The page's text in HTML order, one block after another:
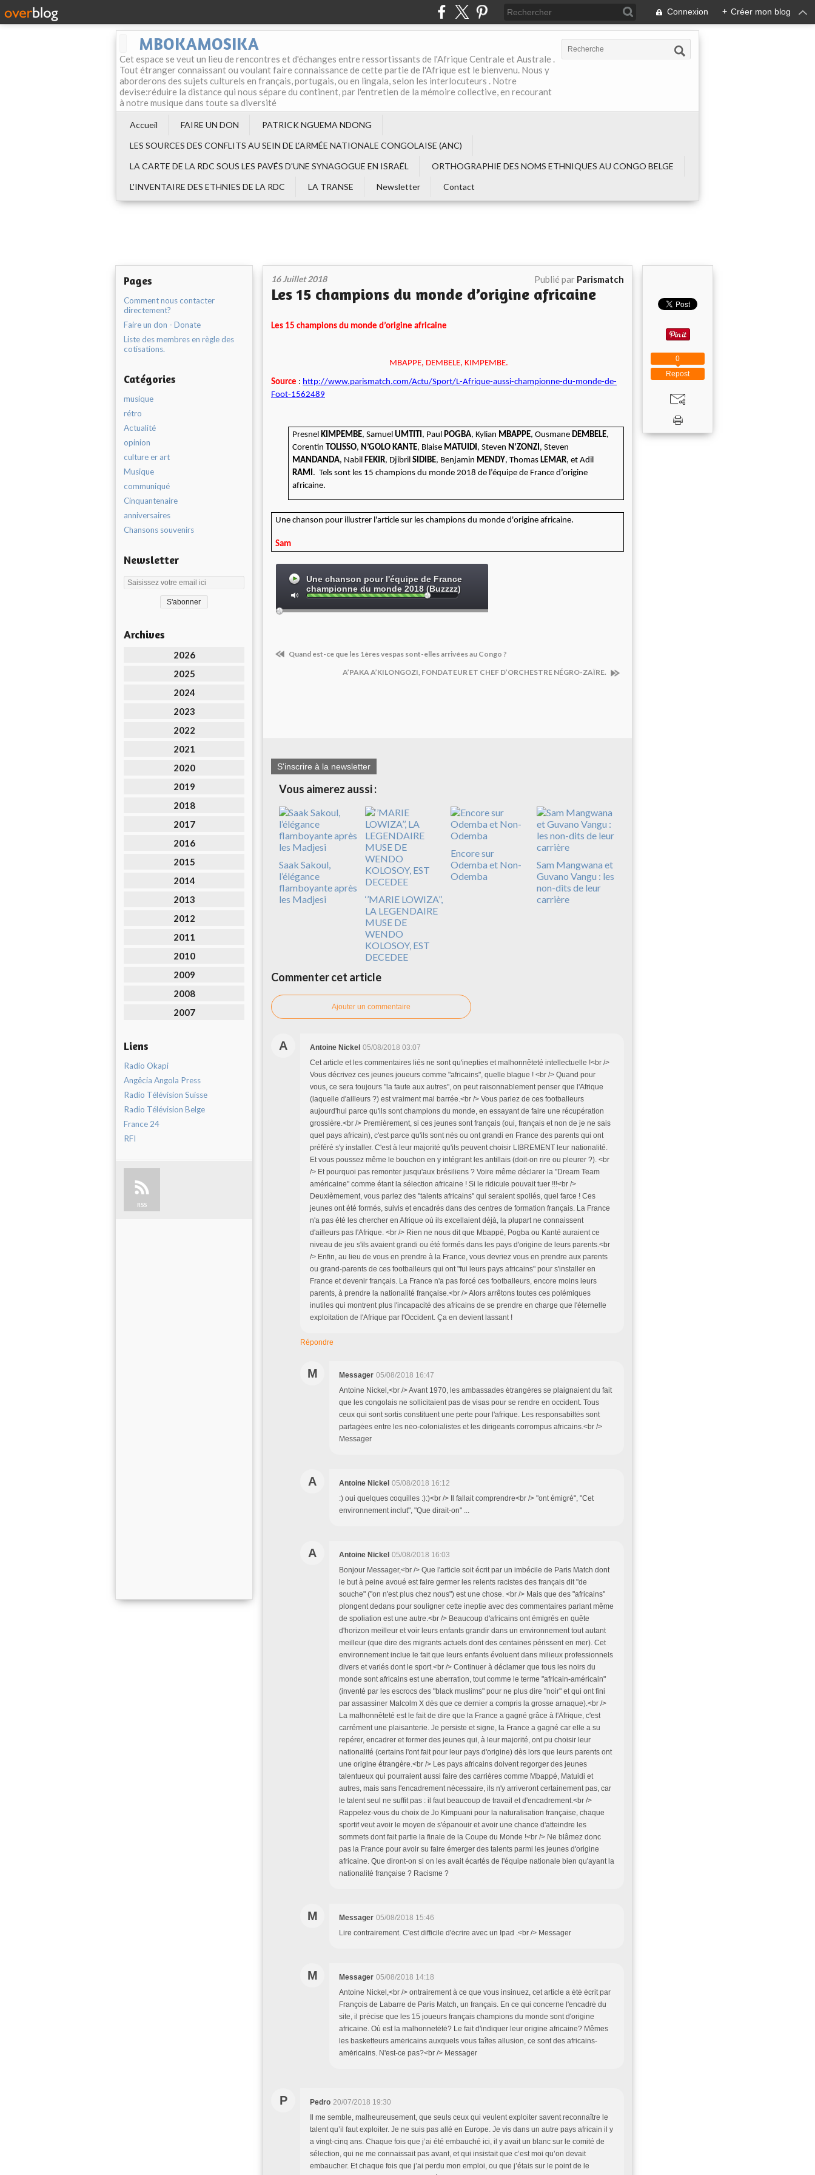
Connexion + Créer mon blog
MBOKAMOSIKA
Cet espace se veut un lieu de rencontres et d'échanges entre ressortissants de l'Afrique Centrale et Australe .
Tout étranger connaissant ou voulant faire connaissance de cette partie de l'Afrique est le bienvenu. Nous y
aborderons des sujets culturels en français, portugais, ou en lingala, selon les interlocuteurs . Notre
devise:réduire la distance qui nous sépare du continent, par l'entretien de la mémoire collective, en recourant
à notre musique dans toute sa diversité
Accueil FAIRE UN DON
PATRICK NGUEMA NDONG
LES SOURCES DES CONFLITS AU SEIN DE L‘ARMÉE NATIONALE CONGOLAISE (ANC)
LA CARTE DE LA RDC SOUS LES PAVÉS D'UNE SYNAGOGUE EN ISRAËL
ORTHOGRAPHIE DES NOMS ETHNIQUES AU CONGO BELGE
L'INVENTAIRE DES ETHNIES DE LA RDC
LA TRANSE Newsletter Contact
Pages
Comment nous contacter
directement?
Faire un don - Donate
Liste des membres en règle des
cotisations.
Catégories
musique
rétro
Actualité
opinion
culture er art
Musique
communiqué
Cinquantenaire
anniversaires
Chansons souvenirs
Newsletter
Archives
2026
2025
2024
2023
2022
2021
2020
2019
2018
2017
2016
2015
2014
2013
2012
2011
2010
2009
2008
2007
Liens
Radio Okapi
Angêcia Angola Press
Radio Télévision Suisse
Radio Télévision Belge
France 24
RFI
RSS
16 Juillet 2018 Publié par Parismatch
Les 15 champions du monde d’origine africaine
Les 15 champions du monde d’origine africaine
MBAPPE, DEMBELE, KIMPEMBE.
Source : http://www.parismatch.com/Actu/Sport/L-Afrique-aussi-championne-du-monde-de-
Foot-1562489
Presnel KIMPEMBE, Samuel UMTITI, Paul POGBA, Kylian MBAPPE, Ousmane DEMBELE,
Corentin TOLISSO, N’GOLO KANTE, Blaise MATUIDI, Steven N’ZONZI, Steven
MANDANDA, Nabil FEKIR, Djibril SIDIBE, Benjamin MENDY, Thomas LEMAR, et Adil
RAMI. Tels sont les 15 champions du monde 2018 de l’équipe de France d’origine
africaine.
Une chanson pour illustrer l'article sur les champions du monde d'origine africaine.
Sam
Quand est-ce que les 1ères vespas sont-elles arrivées au Congo ?
A’PAKA A’KILONGOZI, FONDATEUR ET CHEF D’ORCHESTRE NÉGRO-ZAÏRE.
S'inscrire à la newsletter
Vous aimerez aussi :
Saak Sakoul,
l’élégance
flamboyante après
les Madjesi
‘’MARIE LOWIZA’’,
LA LEGENDAIRE
MUSE DE
WENDO
KOLOSOY, EST
DECEDEE
Encore sur
Odemba et Non-
Odemba
Sam Mangwana et
Guvano Vangu : les
non-dits de leur
carrière
Commenter cet article
Ajouter un commentaire
A Antoine Nickel 05/08/2018 03:07
Cet article et les commentaires liés ne sont qu'inepties et malhonnêteté intellectuelle !<br />
Vous décrivez ces jeunes joueurs comme "africains", quelle blague ! <br /> Quand pour
vous, ce sera toujours "la faute aux autres", on peut raisonnablement penser que l'Afrique
(laquelle d'ailleurs ?) est vraiment mal barrée.<br /> Vous parlez de ces footballeurs
aujourd'hui parce qu'ils sont champions du monde, en essayant de faire une récupération
grossière.<br /> Premièrement, si ces jeunes sont français (oui, français et non de je ne sais
quel pays africain), c'est parce qu'ils sont nés ou ont grandi en France des parents qui ont
préféré s'y installer. C'est à leur majorité qu'ils peuvent choisir LIBREMENT leur nationalité.
Et vous poussez même le bouchon en y intégrant les antillais (doit-on rire ou pleurer ?). <br
/> Et pourquoi pas remonter jusqu'aux brésiliens ? Voire même déclarer la "Dream Team
américaine" comme étant la sélection africaine ! Si le ridicule pouvait tuer !!!<br />
Deuxièmement, vous parlez des "talents africains" qui seraient spoliés, quel farce ! Ces
jeunes ont été formés, suivis et encadrés dans des centres de formation français. La France
n'a pas été les chercher en Afrique où ils excellaient déjà, la plupart ne connaissent
d'ailleurs pas l'Afrique. <br /> Rien ne nous dit que Mbappé, Pogba ou Kanté auraient ce
niveau de jeu s'ils avaient grandi ou été formés dans les pays d'origine de leurs parents.<br
/> Enfin, au lieu de vous en prendre à la France, vous devriez vous en prendre aux parents
ou grand-parents de ces footballeurs qui ont "fui leurs pays africains" pour s'installer en
France et devenir français. La France n'a pas forcé ces footballeurs, encore moins leurs
parents, à prendre la nationalité française.<br /> Alors arrêtons toutes ces polémiques
inutiles qui montrent plus l'incapacité des africains de se prendre en charge que l'éternelle
exploitation de l'Afrique par l'Occident. Ça en devient lassant !
Répondre
M Messager 05/08/2018 16:47
Antoine Nickel,<br /> Avant 1970, les ambassades ėtrangėres se plaignaient du fait
que les congolais ne sollicitaient pas de visas pour se rendre en occident. Tous
ceux qui sont sortis constituent une perte pour l'afrique. Les responsabiltės sont
partagėes entre les nėo-colonialistes et les dirigeants corrompus africains.<br />
Messager
A Antoine Nickel 05/08/2018 16:12
:) oui quelques coquilles :):)<br /> Il fallait comprendre<br /> "ont émigré", "Cet
environnement inclut", "Que dirait-on" ...
A Antoine Nickel 05/08/2018 16:03
Bonjour Messager,<br /> Que l'article soit écrit par un imbécile de Paris Match dont
le but à peine avoué est faire germer les relents racistes des français dit "de
souche" ("on n'est plus chez nous") est une chose. <br /> Mais que des "africains"
plongent dedans pour souligner cette ineptie avec des commentaires parlant même
de spoliation est une autre.<br /> Beaucoup d'africains ont émigrés en quête
d'horizon meilleur et voir leurs enfants grandir dans un environnement tout autant
meilleur (que dire des migrants actuels dont des centaines périssent en mer). Cet
environnement inclue le fait que leurs enfants évoluent dans milieux professionnels
divers et variés dont le sport.<br /> Continuer à déclamer que tous les noirs du
monde sont africains est une aberration, tout comme le terme "africain-américain"
(inventé par les escrocs des "black muslims" pour ne plus dire "noir" et qui ont fini
par assassiner Malcolm X dès que ce dernier a compris la grosse arnaque).<br />
La malhonnêteté est le fait de dire que la France a gagné grâce à l'Afrique, c'est
carrément une plaisanterie. Je persiste et signe, la France a gagné car elle a su
repérer, encadrer et former des jeunes qui, à leur majorité, ont pu choisir leur
nationalité (certains l'ont fait pour leur pays d'origine) dès lors que leurs parents ont
une origine étrangère.<br /> Les pays africains doivent regorger des jeunes
talentueux qui pourraient aussi faire des carrières comme Mbappé, Matuidi et
autres, mais sans l'encadrement nécessaire, ils n'y arriveront certainement pas, car
le talent seul ne suffit pas : il faut beaucoup de travail et d'encadrement.<br />
Rappelez-vous du choix de Jo Kimpuani pour la naturalisation française, chaque
sportif veut avoir le moyen de s'épanouir et avoir une chance d'atteindre les
sommets dont fait partie la finale de la Coupe du Monde !<br /> Ne blâmez donc
pas la France pour avoir su faire émerger des talents parmi les jeunes d'origine
africaine. Que diront-on si on les avait écartés de l'équipe nationale bien qu'ayant la
nationalité française ? Racisme ?
M Messager 05/08/2018 15:46
Lire contrairement. C'est difficile d'ėcrire avec un Ipad .<br /> Messager
M Messager 05/08/2018 14:18
Antoine Nickel,<br /> ontrairement à ce que vous insinuez, cet article a ėtė ėcrit par
François de Labarre de Paris Match, un français. En ce qui concerne l'encadrė du
site, il prėcise que les 15 joueurs français champions du monde sont d'origine
africaine. Où est la malhonnetėtė? Le fait d'indiquer leur origine africaine? Mêmes
les basketteurs amėricains auxquels vous faîtes allusion, ce sont des africains-
amėricains. N'est-ce pas?<br /> Messager
P Pedro 20/07/2018 19:30
Il me semble, malheureusement, que seuls ceux qui veulent exploiter savent reconnaître le
talent qu’il faut exploiter. Je ne suis pas allé en Europe. Je vis dans un autre pays africain il y
a vingt-cinq ans. Chaque fois que j’ai été embauché ici, il y avait un blanc sur le comité de
sélection, qui ne me connaissait pas avant, et qui insistait que c’est moi qu’on devait
embaucher. Et chaque fois que j’ai perdu mon emploi, ou que j’étais sur le point de le
Repost
0